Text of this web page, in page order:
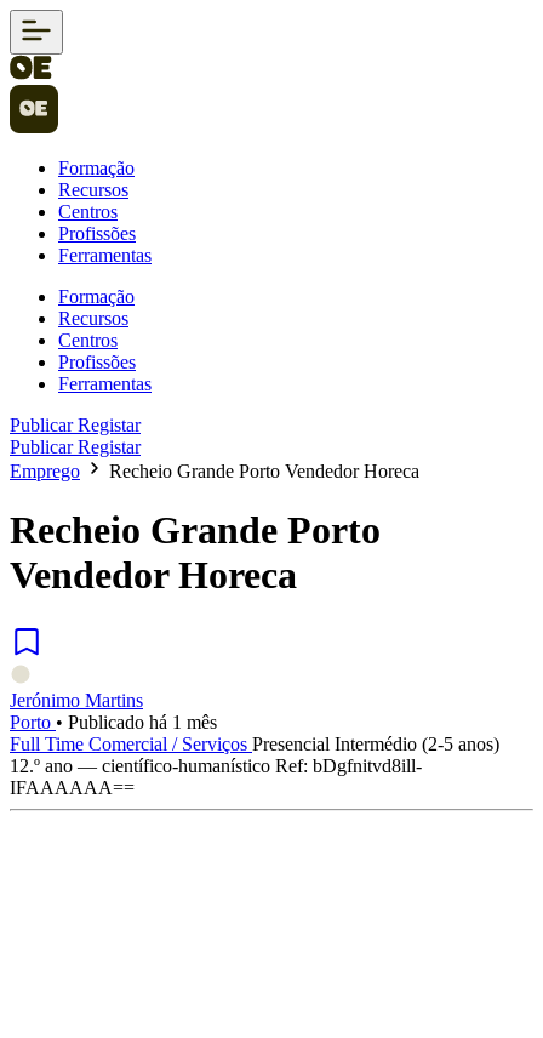
Formação
Recursos
Centros
Profissões
Ferramentas
Formação
Recursos
Centros
Profissões
Ferramentas
PublicarRegistar
PublicarRegistar
Emprego
Recheio Grande Porto Vendedor Horeca
Recheio Grande Porto
Vendedor Horeca
Jerónimo Martins
Porto • Publicado há 1 mês
Full Time Comercial / Serviços Presencial Intermédio (2-5 anos)
12.º ano — científico-humanístico Ref: bDgfnitvd8ill-
IFAAAAAA==